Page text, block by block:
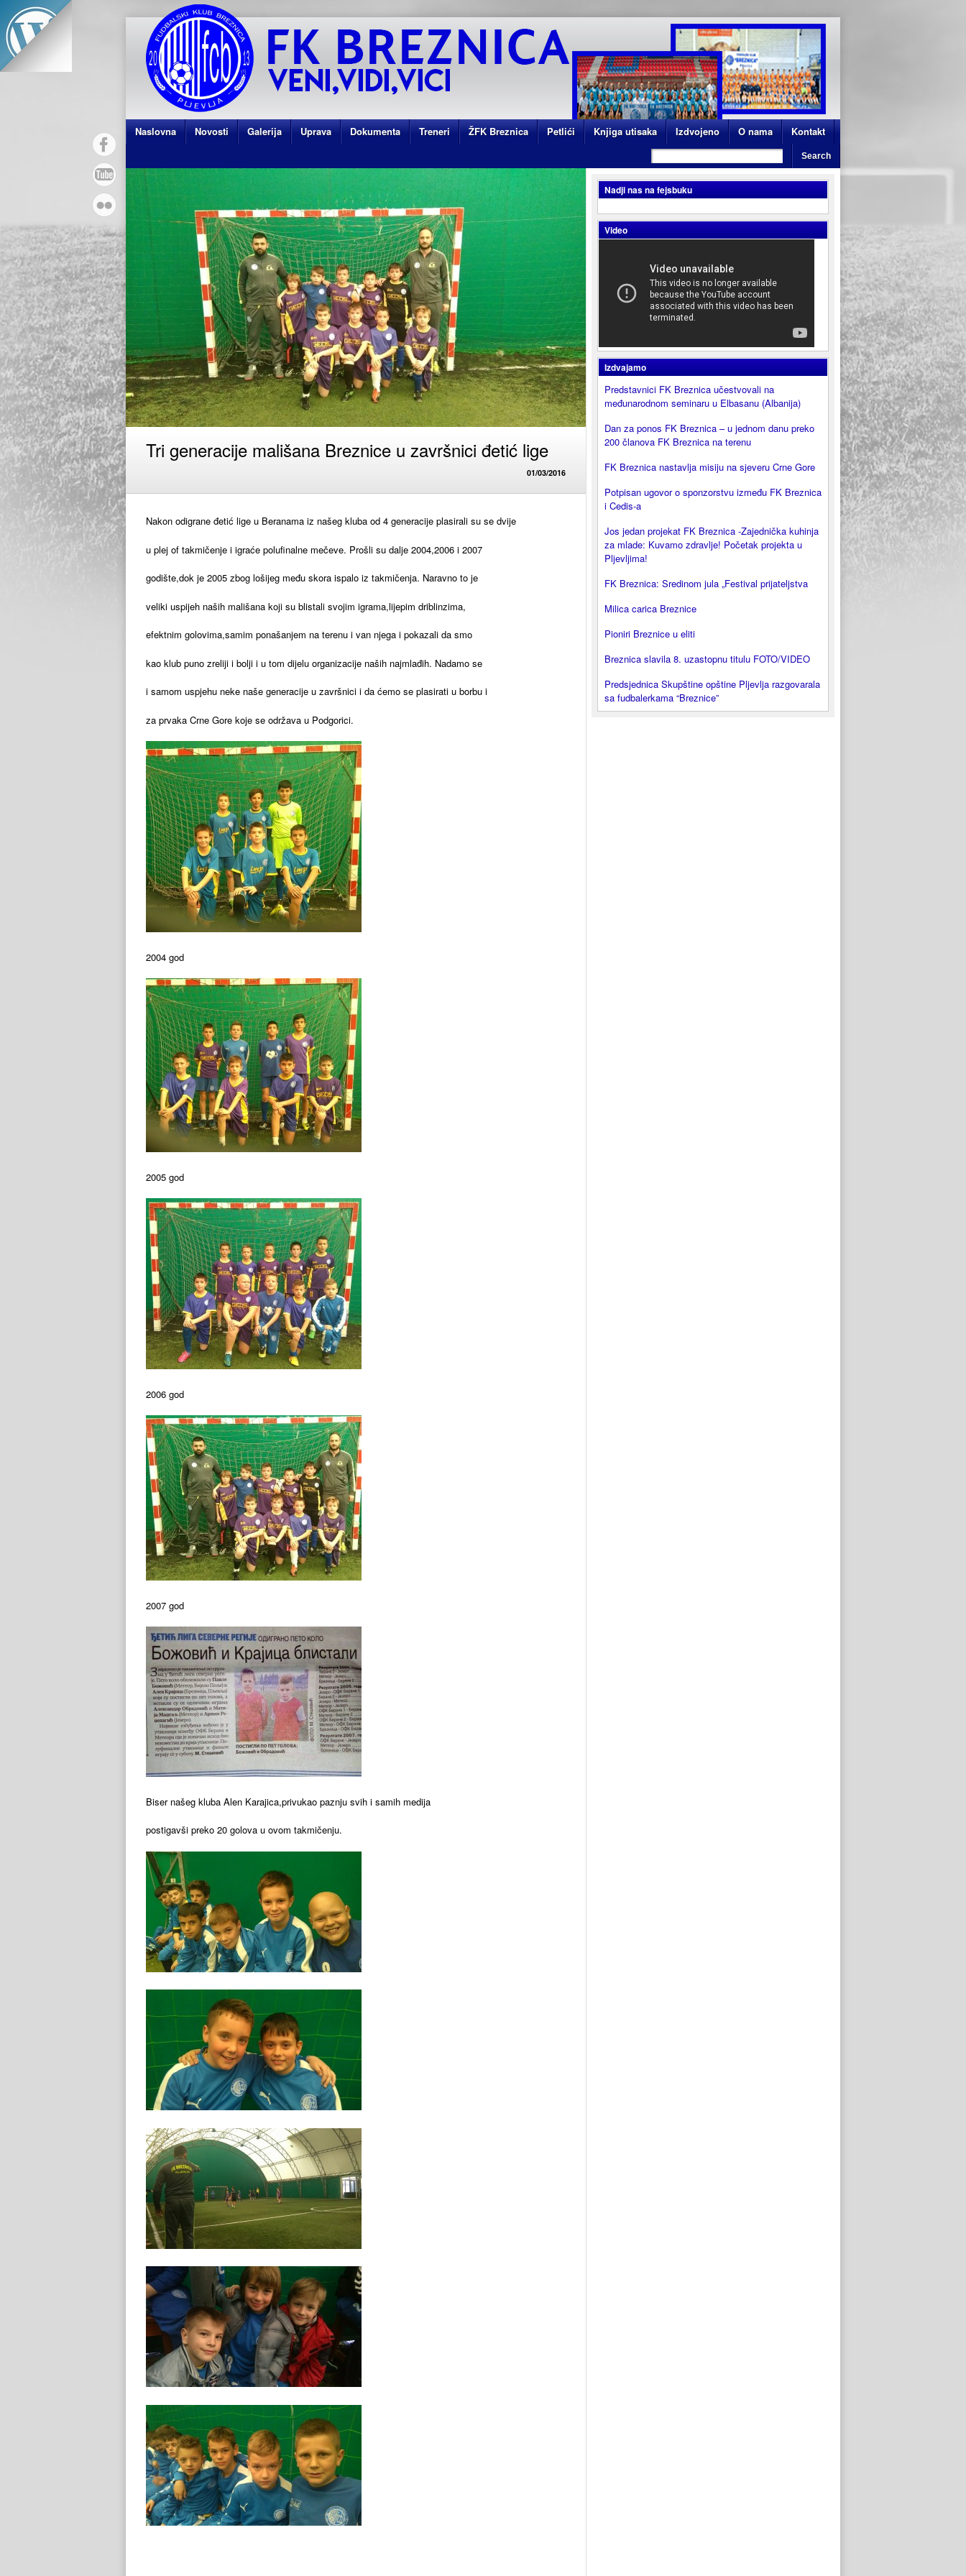
Naslovna Novosti Galerija Uprava Dokumenta Treneri ŽFK Breznica Petlići Knjiga utisaka Izdvojeno O nama Kontakt
Tri generacije mališana Breznice u završnici đetić lige
01/03/2016
Nakon odigrane đetić lige u Beranama iz našeg kluba od 4 generacije plasirali su se dvije
u plej of takmičenje i igraće polufinalne mečeve. Prošli su dalje 2004,2006 i 2007
godište,dok je 2005 zbog lošijeg među skora ispalo iz takmičenja. Naravno to je
veliki uspijeh naših mališana koji su blistali svojim igrama,lijepim driblinzima,
efektnim golovima,samim ponašanjem na terenu i van njega i pokazali da smo
kao klub puno zreliji i bolji i u tom dijelu organizacije naših najmlađih. Nadamo se
i samom uspjehu neke naše generacije u završnici i da ćemo se plasirati u borbu i
za prvaka Crne Gore koje se održava u Podgorici.
2004 god
2005 god
2006 god
2007 god
Biser našeg kluba Alen Karajica,privukao paznju svih i samih medija
postigavši preko 20 golova u ovom takmičenju.
Nadji nas na fejsbuku
Video
Izdvajamo
Predstavnici FK Breznica učestvovali na
međunarodnom seminaru u Elbasanu (Albanija)
Dan za ponos FK Breznica – u jednom danu preko
200 članova FK Breznica na terenu
FK Breznica nastavlja misiju na sjeveru Crne Gore
Potpisan ugovor o sponzorstvu između FK Breznica
i Cedis-a
Jos jedan projekat FK Breznica -Zajednička kuhinja
za mlade: Kuvamo zdravlje! Početak projekta u
Pljevljima!
FK Breznica: Sredinom jula „Festival prijateljstva
Milica carica Breznice
Pioniri Breznice u eliti
Breznica slavila 8. uzastopnu titulu FOTO/VIDEO
Predsjednica Skupštine opštine Pljevlja razgovarala
sa fudbalerkama “Breznice”